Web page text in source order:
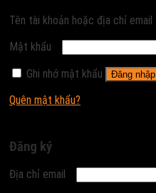
Tên tài khoản hoặc địa chỉ email
Mật khẩu
Ghi nhớ mật khẩu
Đăng nhập
Quên mật khẩu?
Đăng ký
Địa chỉ email